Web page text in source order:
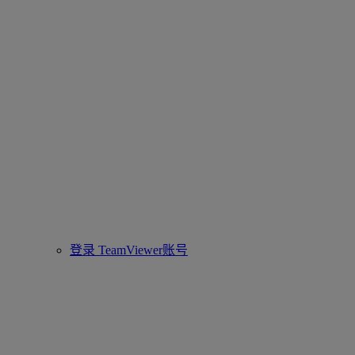
登录 TeamViewer账号